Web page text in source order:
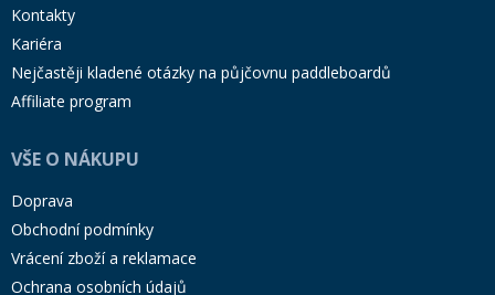
Kontakty
Kariéra
Nejčastěji kladené otázky na půjčovnu paddleboardů
Affiliate program
VŠE O NÁKUPU
Doprava
Obchodní podmínky
Vrácení zboží a reklamace
Ochrana osobních údajů